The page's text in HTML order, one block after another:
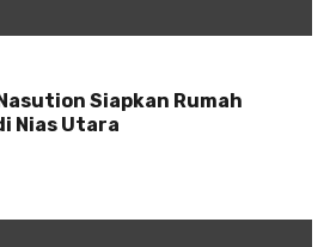
Siapkan Rumah
Nias Utara